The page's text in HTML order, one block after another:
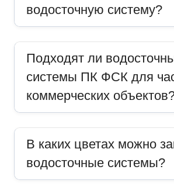
водосточную систему?
Подходят ли
системы ПК ФСК для
коммерческих
В каких цветах можно
водосточные системы?